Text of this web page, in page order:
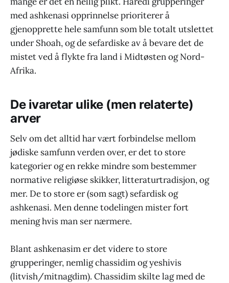
med ashkenasi opprinnelse prioriterer å
gjenopprette hele samfunn som ble totalt utslettet
under Shoah, og de sefardiske av å bevare det de
mistet ved å flykte fra land i Midtøsten og Nord-
Afrika.
De ivaretar ulike (men relaterte)
arver
Selv om det alltid har vært forbindelse mellom
jødiske samfunn verden over, er det to store
kategorier og en rekke mindre som bestemmer
normative religiøse skikker, litteraturtradisjon, og
mer. De to store er (som sagt) sefardisk og
ashkenasi. Men denne todelingen mister fort
mening hvis man ser nærmere.
Blant ashkenasim er det videre to store
grupperinger, nemlig chassidim og yeshivis
(litvish/mitnagdim). Chassidim skilte lag med de